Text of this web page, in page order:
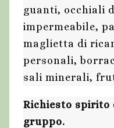
guanti, occhiali
impermeabile,
maglietta di
personali,
sali minerali,
Richiesto spirito
gruppo.